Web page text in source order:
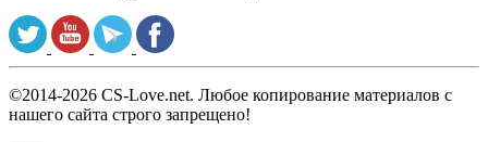
©2014-2026 CS-Love.net. Любое копирование материалов с
нашего сайта строго запрещено!